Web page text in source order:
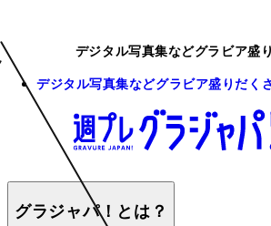
デジタル写真集などグラビア盛
デジタル写真集などグラビア盛りだく
グラジャパ！とは？